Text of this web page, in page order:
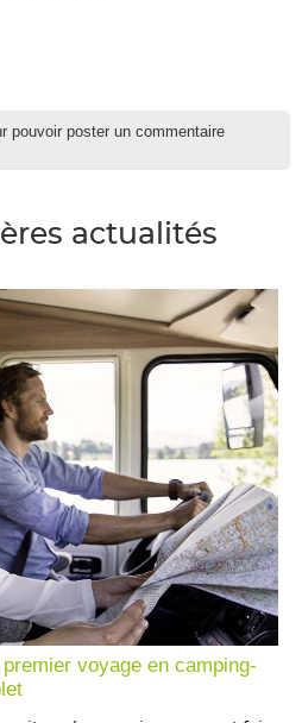
pouvoir poster un commentaire
actualités
voyage en camping-